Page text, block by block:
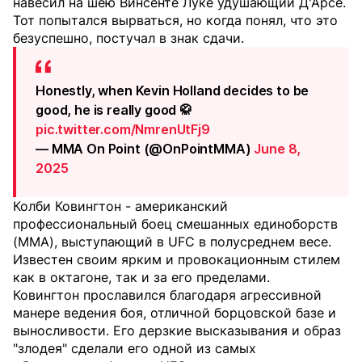
Тот попытался вырваться, но когда понял, что это
безуспешно, постучал в знак сдачи.
Honestly, when Kevin Holland decides to be
good, he is really good 🥋
pic.twitter.com/NmrenUtFj9
— MMA On Point (@OnPointMMA) June 8,
2025
Колби Ковингтон - американский
профессиональный боец смешанных единоборств
(MMA), выступающий в UFC в полусреднем весе.
Известен своим ярким и провокационным стилем
как в октагоне, так и за его пределами.
Ковингтон прославился благодаря агрессивной
манере ведения боя, отличной борцовской базе и
выносливости. Его дерзкие высказывания и образ
"злодея" сделали его одной из самых